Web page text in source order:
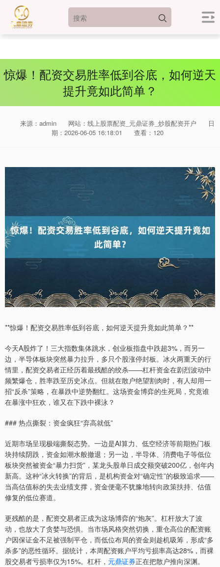
惊爆！配资交易胜率低到谷底，如何逆天
提升竟如此简单？
来源：admin 网站：线上股票配资_元鼎证券_炒股配资开户
日
期：2026-06-05 16:18:01
查看：120
**惊爆！配资交易胜率低到谷底，如何逆天提升竟如此简单？**
今天A股炸了！三大指数集体跳水，创业板指盘中跌超3%，而另一
边，半导体板块突然暴力拉升，多只个股涨停封板。冰火两重天的行
情里，配资交易者正经历着最残酷的绞杀——杠杆资金在剧烈波动中
频繁爆仓，胜率跌至历史冰点。但就在散户绝望割肉时，有人却用一
招“反杀”策略，在暴跌中逆势翻红。这场资金博弈的生死局，究竟谁
在暴涨中狂欢，谁又在下跌中裸泳？
### 热点撕裂：资金疯狂“弃高就低”
近期市场呈现极端撕裂态势。一边是AI算力、低空经济等前期热门板
块持续阴跌，资金如潮水般撤退；另一边，半导体、消费电子等低位
板块突然被资金“暴力扫货”，某龙头股单日成交额突破200亿，创年内
新高。这种“冰火转换”的背后，是机构资金对“确定性”的极致追求——
当高估值标的失去业绩支撑，资金便毫不犹豫地转向政策扶持、估值
修复的低位赛道。
更残酷的是，配资交易者正成为这场博弈的“炮灰”。杠杆放大了波
动，也放大了贪婪与恐惧。当市场风格突然切换，重仓高位的配资账
户因保证金不足被强制平仓，而低位布局的资金则趁机吸筹，形成“多
杀多”的恶性循环。据统计，本周配资账户平均亏损率高达28%，而裸
股交易者亏损率仅为15%。杠杆， 元鼎证券正在把散户推向深渊。